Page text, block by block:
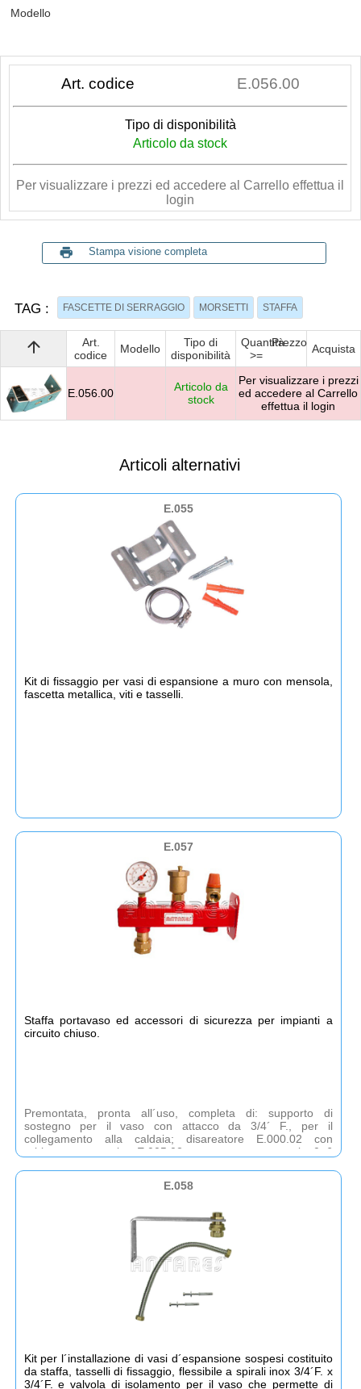
Modello
Art. codice E.056.00
Tipo di disponibilità
Articolo da stock
Per visualizzare i prezzi ed accedere al Carrello effettua il
login
print Stampa visione completa
TAG : FASCETTE DI SERRAGGIO MORSETTI STAFFA
arrow_upward
Art.
codice
Modello
Tipo di
disponibilità
Quantità
>=
Prezzo Acquista
E.056.00
Articolo da
stock
Per visualizzare i prezzi
ed accedere al Carrello
effettua il login
Articoli alternativi
E.055
Kit di fissaggio per vasi di espansione a muro con mensola,
fascetta metallica, viti e tasselli.
E.057
Staffa portavaso ed accessori di sicurezza per impianti a
circuito chiuso.
Premontata, pronta all´uso, completa di: supporto di
sostegno per il vaso con attacco da 3/4´ F., per il
collegamento alla caldaia; disareatore E.000.02 con
rubinetto automatico E.005.02; manometro con scala 0÷6
toglierlo chiudendo automaticamente l´impianto. Adatto per
E.058
Kit per l´installazione di vasi d´espansione sospesi costituito
da staffa, tasselli di fissaggio, flessibile a spirali inox 3/4´F. x
3/4´F. e valvola di isolamento per il vaso che permette di